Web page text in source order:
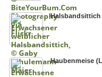
Halsbandsittich
Haubenmeise